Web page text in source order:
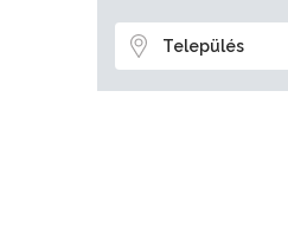
Település